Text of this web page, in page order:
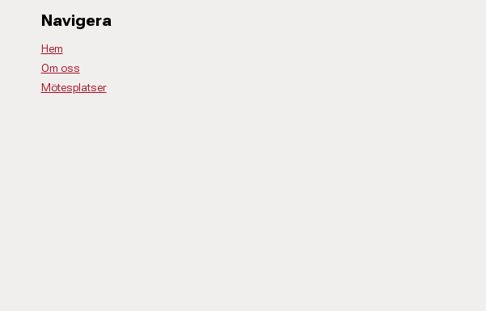
Navigera
Hem
Om oss
Mötesplatser